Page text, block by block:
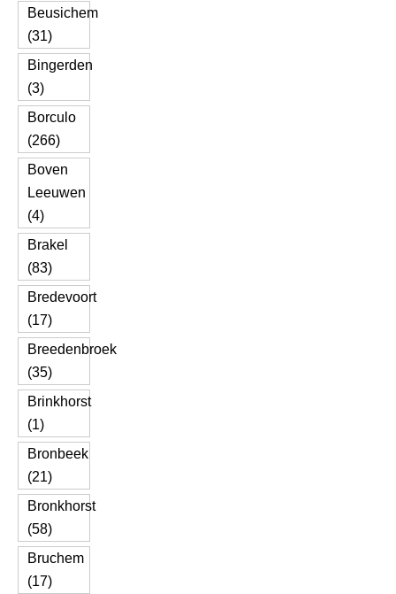
Beusichem
(31)
Bingerden
(3)
Borculo
(266)
Boven
Leeuwen
(4)
Brakel
(83)
Bredevoort
(17)
Breedenbroek
(35)
Brinkhorst
(1)
Bronbeek
(21)
Bronkhorst
(58)
Bruchem
(17)